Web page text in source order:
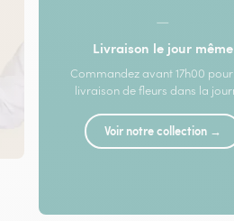
—
Livraison le jour même
Commandez avant 17h00
livraison de fleurs dans la
Voir notre collection →